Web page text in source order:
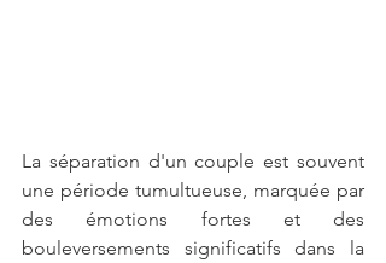
La séparation d'un couple est souvent
une période tumultueuse, marquée par
des émotions fortes et des
bouleversements significatifs dans la